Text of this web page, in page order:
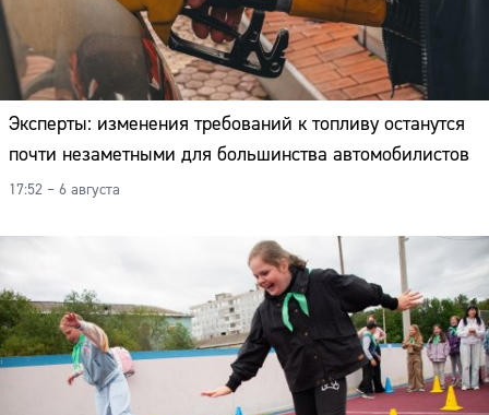
Эксперты: изменения требований к топливу останутся
почти незаметными для большинства автомобилистов
17:52 – 6 августа